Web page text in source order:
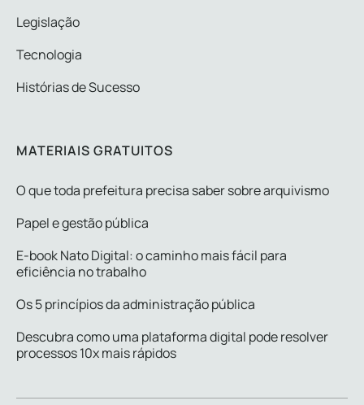
Legislação
Tecnologia
Histórias de Sucesso
MATERIAIS GRATUITOS
O que toda prefeitura precisa saber sobre arquivismo
Papel e gestão pública
E-book Nato Digital: o caminho mais fácil para
eficiência no trabalho
Os 5 princípios da administração pública
Descubra como uma plataforma digital pode resolver
processos 10x mais rápidos